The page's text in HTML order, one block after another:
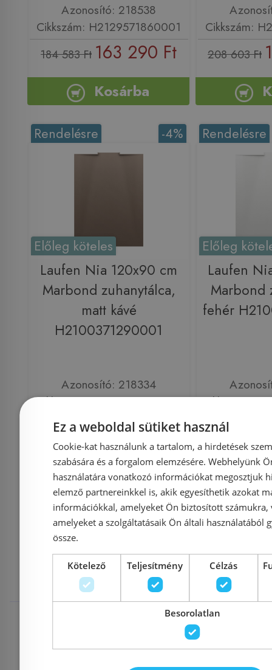
Azonosító: 218538
Cikkszám: H2129571860001
184 583 Ft 163 290 Ft
Kosárba
Cikkszám:
208 603 Ft
-4%
Rendelésre
Előleg köteles
Laufen Nia 120x90 cm
Marbond zuhanytálca,
matt kávé
H2100371290001
Azonosító: 218334
Cikkszám: H2100371290001
218 489 Ft209 310 Ft
Kosárba
Rendelésre
Előleg
Laufen
Marbond
fehér
Cikkszám:
179 288 Ft
Mások
megnézték
-19% Rendelésre
Ez a weboldal sütiket használ
Cookie-kat használunk a tartalom, a hirdetések
szabására és a forgalom elemzésére. Webhelyünk
használatára vonatkozó információkat megosztjuk
elemző partnereinkkel is, akik egyesíthetik azokat
információkkal, amelyeket Ön biztosított számukra,
amelyeket a szolgáltatásaik Ön általi használatából
össze.
Kötelező Teljesítmény Célzás
Besorolatlan